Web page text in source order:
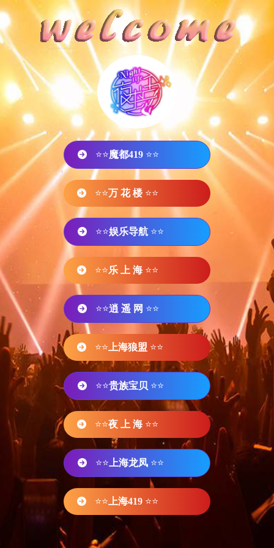
⭐⭐魔都419 ⭐⭐
⭐⭐万 花 楼 ⭐⭐
⭐⭐娱乐导航 ⭐⭐
⭐⭐乐 上 海 ⭐⭐
⭐⭐逍 遥 网 ⭐⭐
⭐⭐ 上海狼盟 ⭐⭐
⭐⭐贵族宝贝 ⭐⭐
⭐⭐夜 上 海 ⭐⭐
⭐⭐ 上海龙凤 ⭐⭐
⭐⭐ 上海419 ⭐⭐